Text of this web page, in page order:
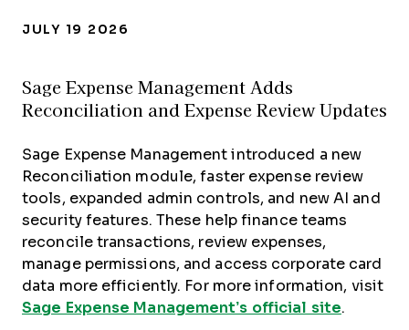
JULY 19 2026
Sage Expense Management Adds
Reconciliation and Expense Review Updates
Sage Expense Management introduced a new
Reconciliation module, faster expense review
tools, expanded admin controls, and new AI and
security features. These help finance teams
reconcile transactions, review expenses,
manage permissions, and access corporate card
data more efficiently. For more information, visit
Sage Expense Management’s official site.